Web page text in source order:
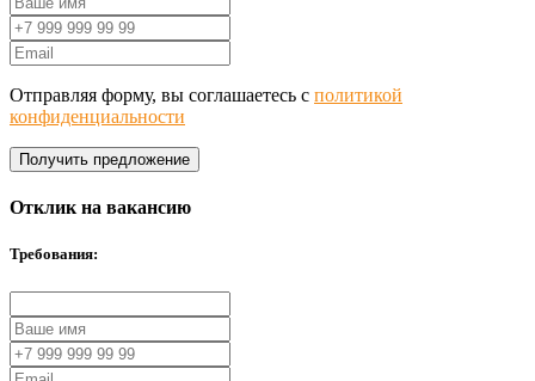
Отправляя форму, вы соглашаетесь с политикой
конфиденциальности
Получить предложение
Отклик на вакансию
Требования: